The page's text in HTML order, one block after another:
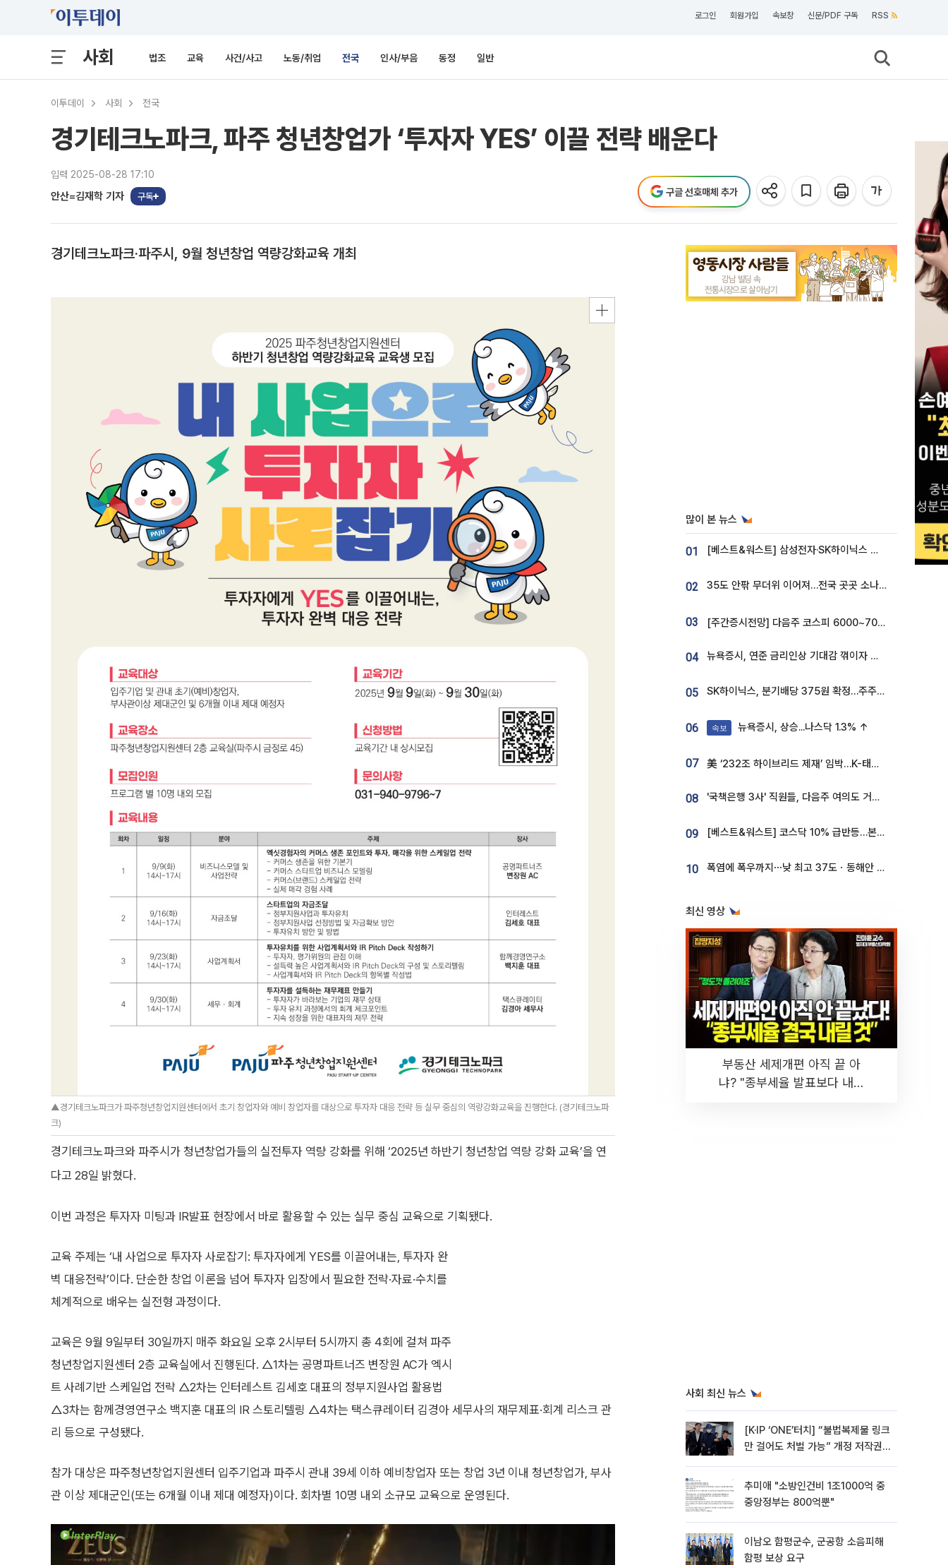
로그인 회원가입 속보창 신문/PDF 구독 RSS
사회 법조 교육 사건/사고 노동/취업 전국 인사/부음 동정 일반
이투데이 사회 전국
경기테크노파크, 파주 청년창업가 ‘투자자 YES’ 이끌 전략 배운다
입력 2025-08-28 17:10
안산=김재학 기자 구독 구글 선호매체 추가
경기테크노파크·파주시, 9월 청년창업 역량강화교육 개최
▲경기테크노파크가 파주청년창업지원센터에서 초기 창업자와 예비 창업자를 대상으로 투자자 대응 전략 등 실무 중심의 역량강화교육을 진행한다. (경기테크노파
크)
경기테크노파크와 파주시가 청년창업가들의 실전투자 역량 강화를 위해 ‘2025년 하반기 청년창업 역량 강화 교육’을 연
다고 28일 밝혔다.
이번 과정은 투자자 미팅과 IR발표 현장에서 바로 활용할 수 있는 실무 중심 교육으로 기획됐다.
교육 주제는 ‘내 사업으로 투자자 사로잡기: 투자자에게 YES를 이끌어내는, 투자자 완
벽 대응전략’이다. 단순한 창업 이론을 넘어 투자자 입장에서 필요한 전략·자료·수치를
체계적으로 배우는 실전형 과정이다.
교육은 9월 9일부터 30일까지 매주 화요일 오후 2시부터 5시까지 총 4회에 걸쳐 파주
청년창업지원센터 2층 교육실에서 진행된다. △1차는 공명파트너즈 변장원 AC가 엑시
트 사례기반 스케일업 전략 △2차는 인터레스트 김세호 대표의 정부지원사업 활용법
△3차는 함께경영연구소 백지훈 대표의 IR 스토리텔링 △4차는 택스큐레이터 김경아 세무사의 재무제표·회계 리스크 관
리 등으로 구성됐다.
참가 대상은 파주청년창업지원센터 입주기업과 파주시 관내 39세 이하 예비창업자 또는 창업 3년 이내 청년창업가, 부사
관 이상 제대군인(또는 6개월 이내 제대 예정자)이다. 회차별 10명 내외 소규모 교육으로 운영된다.
많이 본 뉴스
01 [베스트&워스트] 삼성전자·SK하이닉스 밀린 한 주…상상인증권은 85% 급등
02 35도 안팎 무더위 이어져…전국 곳곳 소나기 [오늘 날씨]
03 [주간증시전망] 다음주 코스피 6000~7000⋯“外人 수급은 정책이 변수”
04 뉴욕증시, 연준 금리인상 기대감 꺾이자 상승...S&P500 사상 최고치 [종합]
05 SK하이닉스, 분기배당 375원 확정…주주환원책 9월로 앞당겨 발표
06 속보 뉴욕증시, 상승...나스닥 1.3% ↑
07 美 ‘232조 하이브리드 제재’ 임박…K-태양광, 불확실성 털고 날개 다나
08 '국책은행 3사' 직원들, 다음주 여의도 거리 나서는 까닭은
09 [베스트&워스트] 코스닥 10% 급반등…본느, 최대주주 변경 기대에 270% 폭등
10 폭염에 폭우까지⋯낮 최고 37도ㆍ동해안 강한 비 [날씨]
최신 영상
부동산 세제개편 아직 끝 아
냐? "종부세율 발표보다 내릴
사회 최신 뉴스
[K·IP ‘ONE’터치] “불법복제물 링크
만 걸어도 처벌 가능” 개정 저작권
추미애 "소방인건비 1조1000억 중
중앙정부는 800억뿐"
이남오 함평군수, 군공항 소음피해
함평 보상 요구